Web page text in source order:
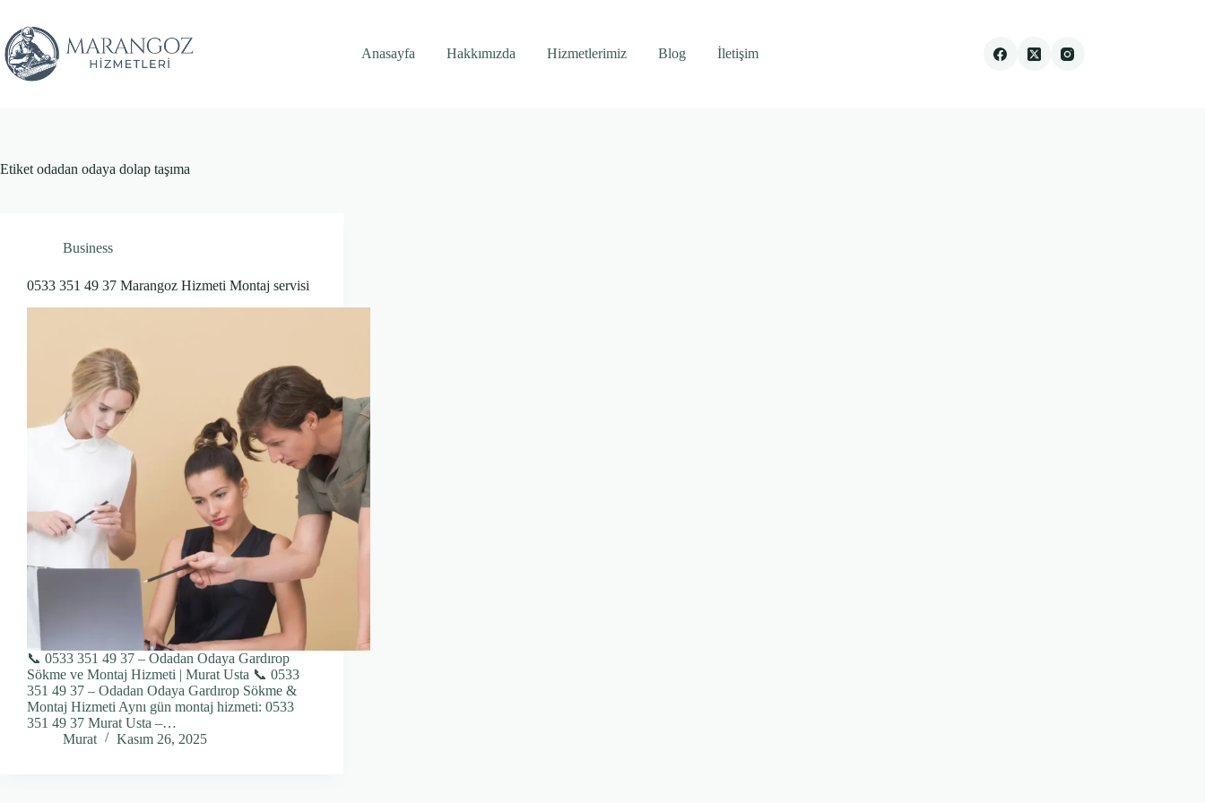
content
Anasayfa
Hakkımızda Hizmetlerimiz Blog İletişim
Etiket odadan odaya dolap taşıma
Business
0533 351 49 37 Marangoz Hizmeti Montaj servisi
📞 0533 351 49 37 – Odadan Odaya Gardırop
Sökme ve Montaj Hizmeti | Murat Usta 📞 0533
351 49 37 – Odadan Odaya Gardırop Sökme &
Montaj Hizmeti Aynı gün montaj hizmeti: 0533
351 49 37 Murat Usta –…
Murat
Kasım 26, 2025